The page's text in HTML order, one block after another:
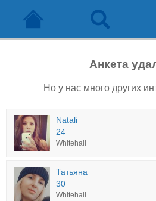
Анкета
Но у нас много других
Natali
24
Whitehall
Татьяна
30
Whitehall